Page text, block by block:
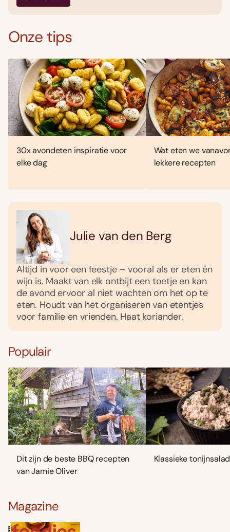
Onze tips
30x avondeten inspiratie voor
elke dag
Wat eten we
lekkere recepten
Julie van den Berg
Altijd in voor een feestje – vooral als er eten én
wijn is. Maakt van elk ontbijt een toetje en kan
de avond ervoor al niet wachten om het op te
eten. Houdt van het organiseren van etentjes
voor familie en vrienden. Haat koriander.
Populair
Dit zijn de beste BBQ recepten
van Jamie Oliver
Klassieke
Magazine